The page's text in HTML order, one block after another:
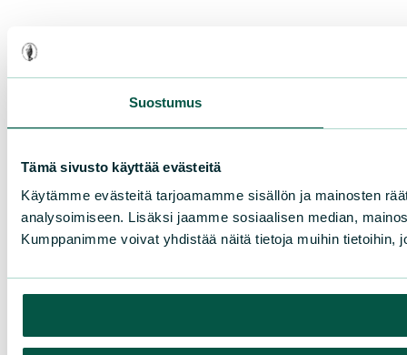
Suostumus
Tämä sivusto käyttää evästeitä
Käytämme evästeitä tarjoamamme sisällön ja mainosten
analysoimiseen. Lisäksi jaamme sosiaalisen median,
Kumppanimme voivat yhdistää näitä tietoja muihin tietoihin,